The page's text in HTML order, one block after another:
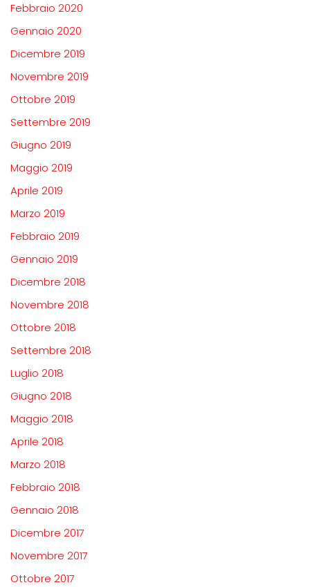
Febbraio 2020
Gennaio 2020
Dicembre 2019
Novembre 2019
Ottobre 2019
Settembre 2019
Giugno 2019
Maggio 2019
Aprile 2019
Marzo 2019
Febbraio 2019
Gennaio 2019
Dicembre 2018
Novembre 2018
Ottobre 2018
Settembre 2018
Luglio 2018
Giugno 2018
Maggio 2018
Aprile 2018
Marzo 2018
Febbraio 2018
Gennaio 2018
Dicembre 2017
Novembre 2017
Ottobre 2017